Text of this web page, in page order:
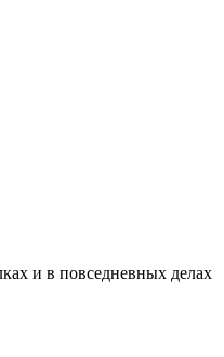
и в повседневных делах